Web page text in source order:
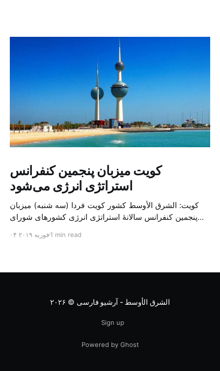
کویت میزبان پنجمین کنفرانس
استراتژی انرژی می‌شود
کویت: الشرق الأوسط کشور کویت فردا (سه شنبه) میزبان
پنجمین کنفرانس سالانهٔ استراتژی انرژی کشورهای شورای
متخصص از شرکت‌های جهانی نفت و گاز در این کنفرانس
۰۴ فوریه ۲۰۱۹1 min read
الشرق الأوسط - آرشیو فارسی © ۲۰۲۶
Sign up
Powered by Ghost